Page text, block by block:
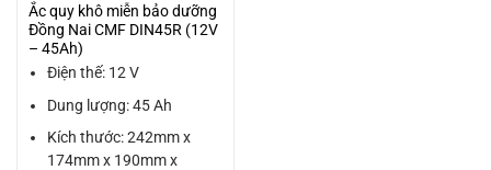
Ắc quy khô miễn bảo dưỡng
Đồng Nai CMF DIN45R (12V
– 45Ah)
Điện thế: 12 V
Dung lượng: 45 Ah
Kích thước: 242mm x
174mm x 190mm x